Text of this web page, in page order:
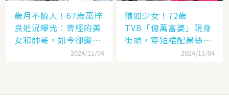
歲月不饒人！67歲萬梓
良近況曝光：曾經的美
女和帥哥，如今卻變成
了「美女和老爹」2024/11/04
猶如少女！72歲
TVB「億萬富婆」現身
街頭，穿短裙配黑絲太
撩人，網：看「背影」
2024/11/04